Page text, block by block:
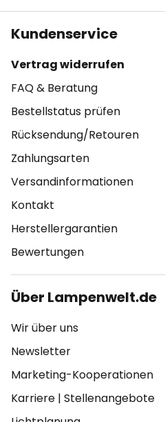
Kundenservice
Vertrag widerrufen
FAQ & Beratung
Bestellstatus prüfen
Rücksendung/Retouren
Zahlungsarten
Versandinformationen
Kontakt
Herstellergarantien
Bewertungen
Über Lampenwelt.de
Wir über uns
Newsletter
Marketing-Kooperationen
Karriere | Stellenangebote